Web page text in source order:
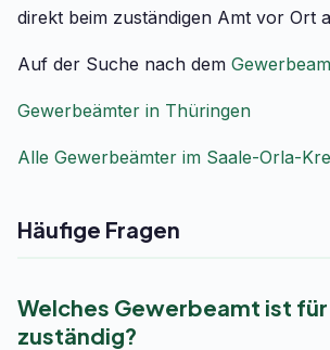
direkt beim zuständigen Amt vor Ort
Auf der Suche nach dem
Gewerbeämter in Thüringen
Alle Gewerbeämter im Saale-Orla-
Häufige Fragen
Welches Gewerbeamt ist
zuständig?